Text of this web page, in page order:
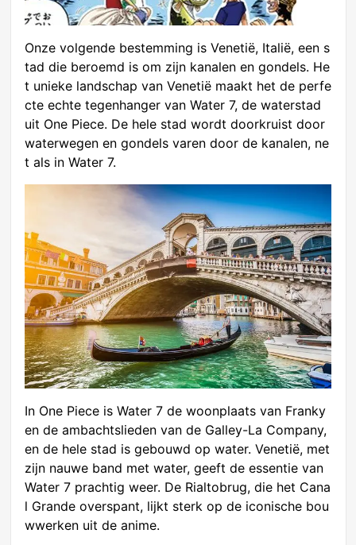
Onze volgende bestemming is Venetië, Italië, een s
tad die beroemd is om zijn kanalen en gondels. He
t unieke landschap van Venetië maakt het de perfe
cte echte tegenhanger van Water 7, de waterstad
uit One Piece. De hele stad wordt doorkruist door
waterwegen en gondels varen door de kanalen, ne
t als in Water 7.
In One Piece is Water 7 de woonplaats van Franky
en de ambachtslieden van de Galley-La Company,
en de hele stad is gebouwd op water. Venetië, met
zijn nauwe band met water, geeft de essentie van
Water 7 prachtig weer. De Rialtobrug, die het Cana
l Grande overspant, lijkt sterk op de iconische bou
wwerken uit de anime.